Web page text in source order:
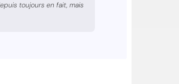
toujours en fait, mais